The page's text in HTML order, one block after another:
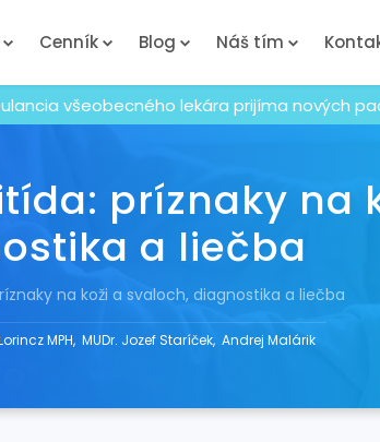
Cenník Blog Náš tím
všeobecného lekára prijíma nových
príznaky na
a liečba
na koži a svaloch, diagnostika a liečba
MPH, MUDr. Jozef Staríček, Andrej Malárik